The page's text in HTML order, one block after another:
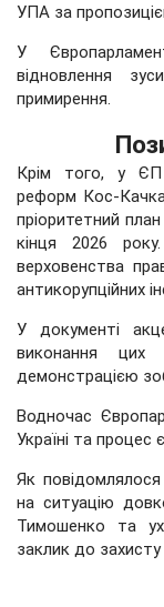
УПА за
У
відновлення
примирення.
Крім того, у ЄП
реформ Кос-Качка
пріоритетний
кінця 2026
верховенства
антикорупційних
У документі
виконання цих
демонстрацією
Водночас
Україні та процес
Як повідомлялося
на ситуацію
Тимошенко та
заклик до захисту